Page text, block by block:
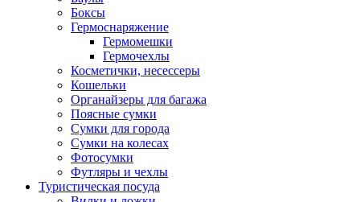
Боксы
Гермоснаряжение
Гермомешки
Гермочехлы
Косметички, несессеры
Кошельки
Органайзеры для багажа
Поясные сумки
Сумки для города
Сумки на колесах
Фотосумки
Футляры и чехлы
Туристическая посуда